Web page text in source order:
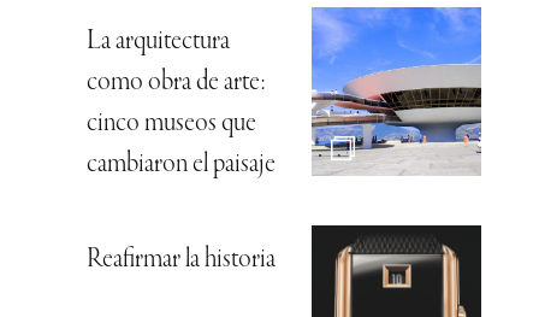
La arquitectura
como obra de arte:
cinco museos que
cambiaron el paisaje
Reafirmar la historia